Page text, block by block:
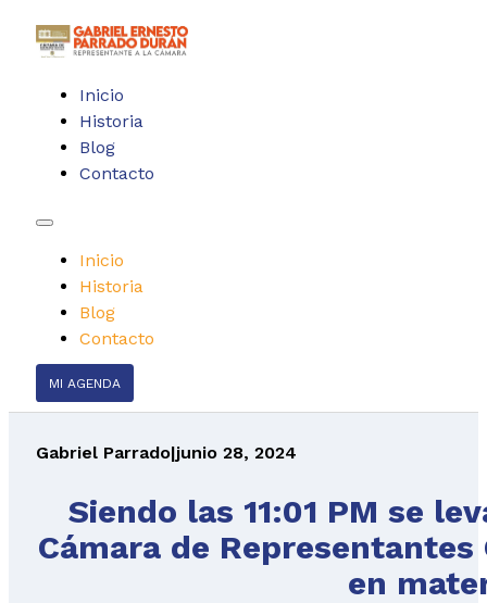
Inicio
Historia
Blog
Contacto
Inicio
Historia
Blog
Contacto
MI AGENDA
Gabriel Parrado|junio 28, 2024
Siendo las 11:01 PM se
Cámara de
en